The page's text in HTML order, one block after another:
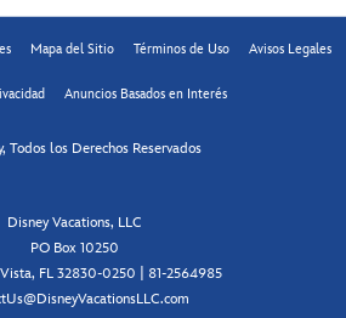
Mapa del Sitio Términos de Uso Avisos Legales
Anuncios Basados en Interés
Todos los Derechos Reservados
Disney Vacations, LLC
PO Box 10250
Vista, FL 32830-0250 | 81-2564985